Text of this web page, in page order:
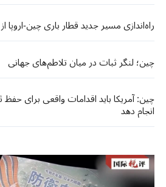
راه‌اندازی مسیر جدید قطار باری چین-اروپا
چین؛ لنگر ثبات در میان تلاطم‌های جهانی
چین: آمریکا باید اقدامات واقعی برای
انجام دهد